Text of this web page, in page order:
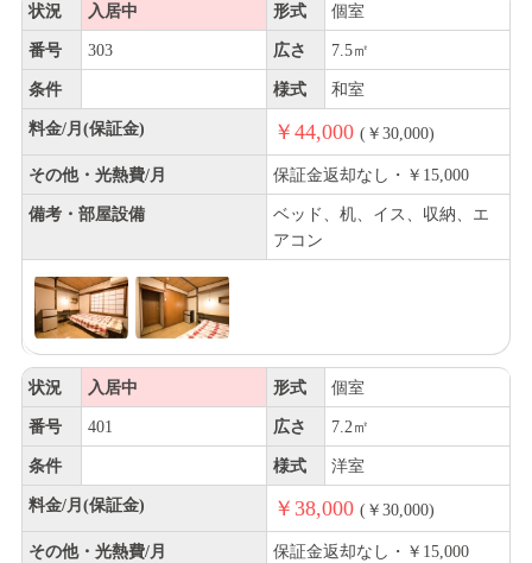
状況 入居中 形式 個室
番号 303 広さ 7.5㎡
条件 様式 和室
料金/月(保証金) ￥44,000 (￥30,000)
その他・光熱費/月 保証金返却なし・￥15,000
備考・部屋設備
ベッド、机、イス、収納、エ
アコン
状況 入居中 形式 個室
番号 401 広さ 7.2㎡
条件 様式 洋室
料金/月(保証金) ￥38,000 (￥30,000)
その他・光熱費/月 保証金返却なし・￥15,000